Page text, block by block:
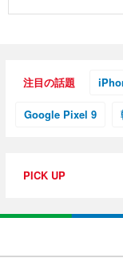
注目の話題
Google Pixel 9
PICK UP